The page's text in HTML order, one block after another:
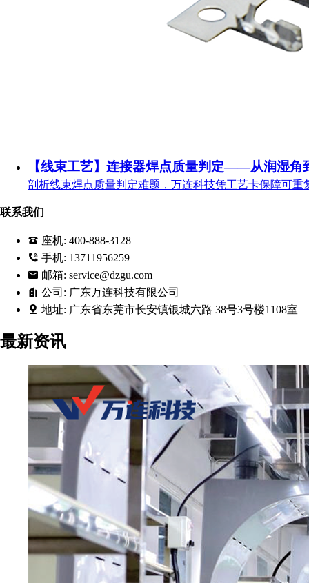
【线束工艺】连接器焊点质量判定——从润湿角
剖析线束焊点质量判定难题，万连科技凭工艺卡保障可重
联系我们
座机: 400-888-3128
手机: 13711956259
邮箱: service@dzgu.com
公司: 广东万连科技有限公司
地址: 广东省东莞市长安镇银城六路 38号3号楼1108室
最新资讯